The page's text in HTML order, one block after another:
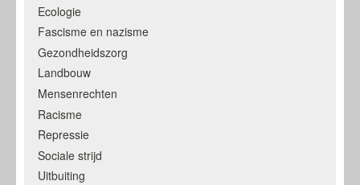
Ecologie
Fascisme en nazisme
Gezondheidszorg
Landbouw
Mensenrechten
Racisme
Repressie
Sociale strijd
Uitbuiting